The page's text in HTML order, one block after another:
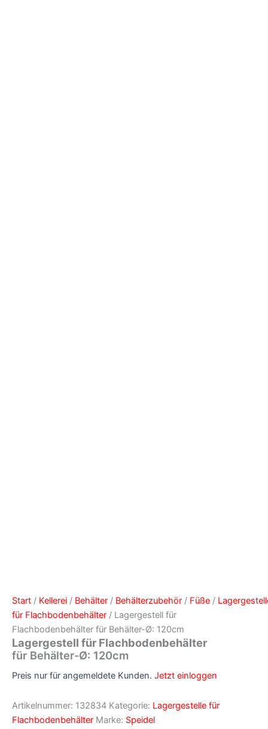
Start / Kellerei / Behälter / Behälterzubehör / Füße /
für Flachbodenbehälter / Lagergestell für
Flachbodenbehälter für Behälter-Ø: 120cm
Lagergestell für Flachbodenbehälter
für Behälter-Ø: 120cm
Preis nur für angemeldete Kunden. Jetzt einloggen
Artikelnummer: 132834 Kategorie: Lagergestelle für
Flachbodenbehälter Marke: Speidel